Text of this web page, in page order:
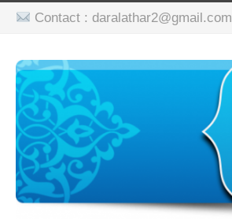
Contact : daralathar2@gmail.com